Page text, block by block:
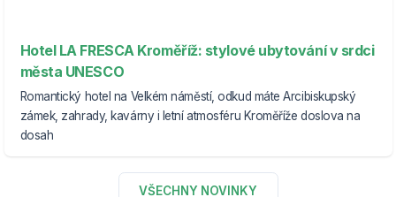
Hotel LA FRESCA Kroměříž: stylové ubytování v srdci
města UNESCO
Romantický hotel na Velkém náměstí, odkud máte Arcibiskupský
zámek, zahrady, kavárny i letní atmosféru Kroměříže doslova na
dosah
VŠECHNY NOVINKY